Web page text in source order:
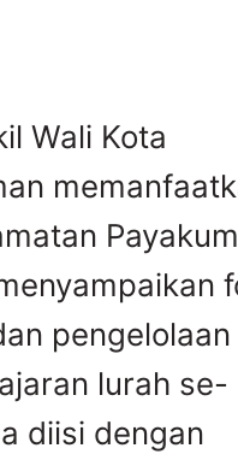
Wali Kota
pengelolaan
lurah se-
diisi dengan